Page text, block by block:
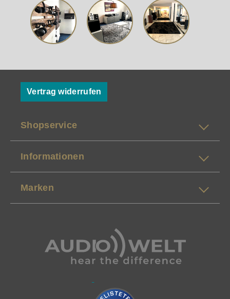
Vertrag widerrufen
Shopservice
Informationen
Marken